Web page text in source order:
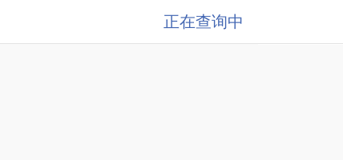
正在查询中